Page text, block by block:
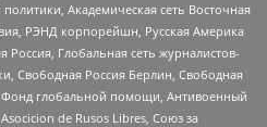
Академическая сеть Восточная
РЭНД корпорейшн, Русская Америка
Глобальная сеть журналистов-
Свободная Россия Берлин, Свободная
Фонд глобальной помощи, Антивоенный
de Rusos Libres, Союз за